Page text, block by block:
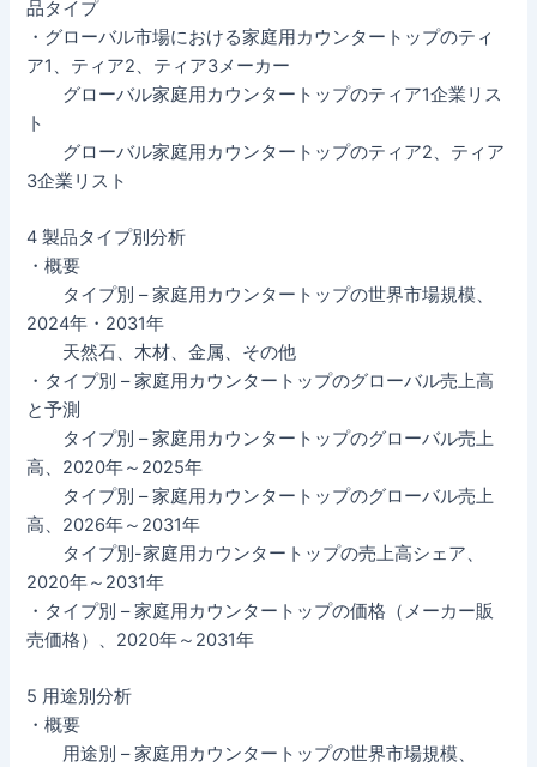
品タイプ
・グローバル市場における家庭用カウンタートップのティ
ア1、ティア2、ティア3メーカー
グローバル家庭用カウンタートップのティア1企業リス
ト
グローバル家庭用カウンタートップのティア2、ティア
3企業リスト
4 製品タイプ別分析
・概要
タイプ別 – 家庭用カウンタートップの世界市場規模、
2024年・2031年
天然石、木材、金属、その他
・タイプ別 – 家庭用カウンタートップのグローバル売上高
と予測
タイプ別 – 家庭用カウンタートップのグローバル売上
高、2020年～2025年
タイプ別 – 家庭用カウンタートップのグローバル売上
高、2026年～2031年
タイプ別-家庭用カウンタートップの売上高シェア、
2020年～2031年
・タイプ別 – 家庭用カウンタートップの価格（メーカー販
売価格）、2020年～2031年
5 用途別分析
・概要
用途別 – 家庭用カウンタートップの世界市場規模、